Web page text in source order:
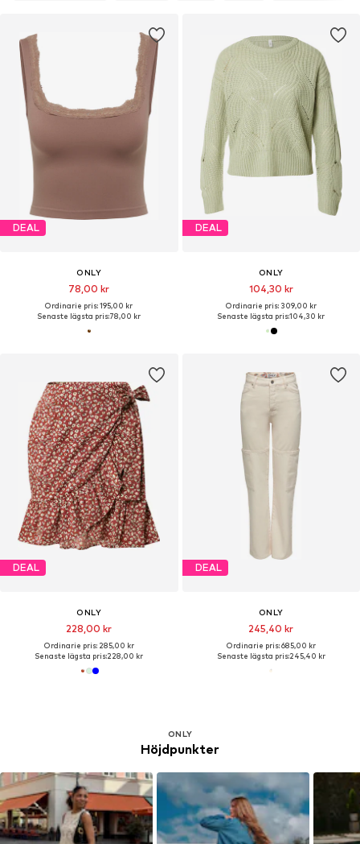
DEAL
ONLY
78,00 kr
Ordinarie pris: 195,00 kr
Senaste lägsta pris:78,00 kr
DEAL
ONLY
104,30 kr
Ordinarie pris: 309,00 kr
Senaste lägsta pris:104,30 kr
DEAL
ONLY
228,00 kr
Ordinarie pris: 285,00 kr
Senaste lägsta pris:228,00 kr
DEAL
ONLY
245,40 kr
Ordinarie pris: 685,00 kr
Senaste lägsta pris:245,40 kr
ONLY
Höjdpunkter